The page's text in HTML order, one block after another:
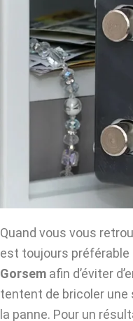
Quand vous vous
est toujours préférable
Gorsem afin d’éviter
tentent de bricoler
la panne. Pour un